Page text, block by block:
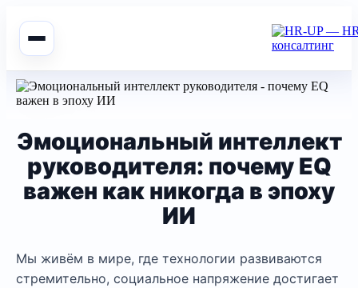
Эмоциональный интеллект
руководителя: почему EQ
важен как никогда в эпоху
ИИ
Мы живём в мире, где технологии развиваются
стремительно, социальное напряжение достигает